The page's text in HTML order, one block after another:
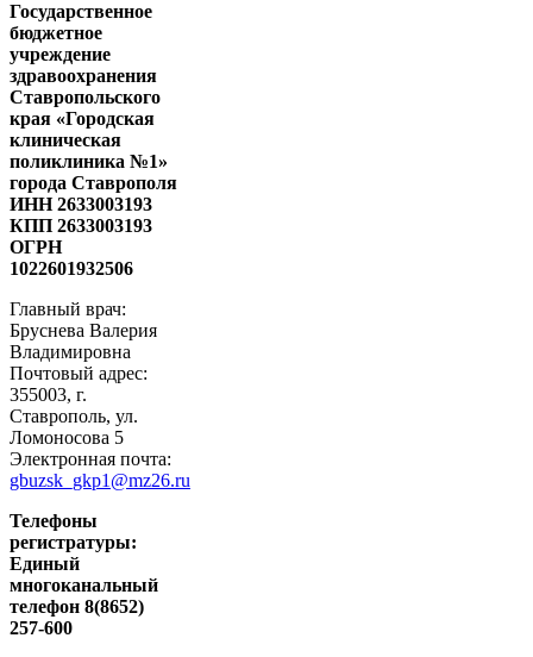
Государственное
бюджетное
учреждение
здравоохранения
Ставропольского
края «Городская
клиническая
поликлиника №1»
города Ставрополя
ИНН 2633003193
КПП 2633003193
ОГРН
1022601932506
Главный врач:
Бруснева Валерия
Владимировна
Почтовый адрес:
355003, г.
Ставрополь, ул.
Ломоносова 5
Электронная почта:
gbuzsk_gkp1@mz26.ru
Телефоны
регистратуры:
Единый
многоканальный
телефон 8(8652)
257-600